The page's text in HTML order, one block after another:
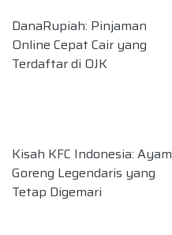
DanaRupiah: Pinjaman
Online Cepat Cair yang
Terdaftar di OJK
Kisah KFC Indonesia: Ayam
Goreng Legendaris yang
Tetap Digemari